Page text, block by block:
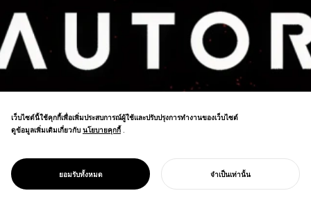
PROJECT
AUTORO
จาก RPA สู่ Web Auto Robot—การสร้าง
แบรนด์ที่ชี้แจงวัตถุประสงค์อย่างชัดเจน
เว็บไซต์นี้ใช้คุกกี้เพื่อเพิ่มประสบการณ์ผู้ใช้และปรับปรุงการทำงานของเว็บไซต์
ดูข้อมูลเพิ่มเติมเกี่ยวกับ นโยบายคุกกี้
นโยบายคุกกี้ .
ยอมรับทั้งหมด จำเป็นเท่านั้น